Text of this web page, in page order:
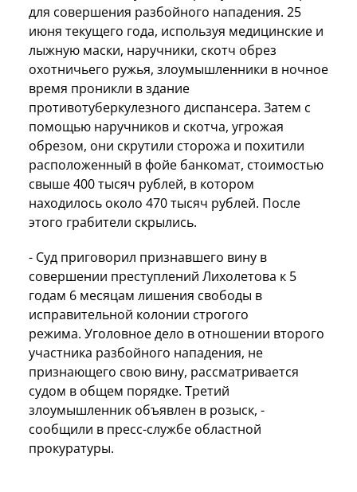
для совершения разбойного нападения. 25
июня текущего года, используя медицинские и
лыжную маски, наручники, скотч обрез
охотничьего ружья, злоумышленники в ночное
время проникли в здание
противотуберкулезного диспансера. Затем с
помощью наручников и скотча, угрожая
обрезом, они скрутили сторожа и похитили
расположенный в фойе банкомат, стоимостью
свыше 400 тысяч рублей, в котором
находилось около 470 тысяч рублей. После
этого грабители скрылись.
- Суд приговорил признавшего вину в
совершении преступлений Лихолетова к 5
годам 6 месяцам лишения свободы в
исправительной колонии строгого
режима. Уголовное дело в отношении второго
участника разбойного нападения, не
признающего свою вину, рассматривается
судом в общем порядке. Третий
злоумышленник объявлен в розыск, -
сообщили в пресс-службе областной
прокуратуры.